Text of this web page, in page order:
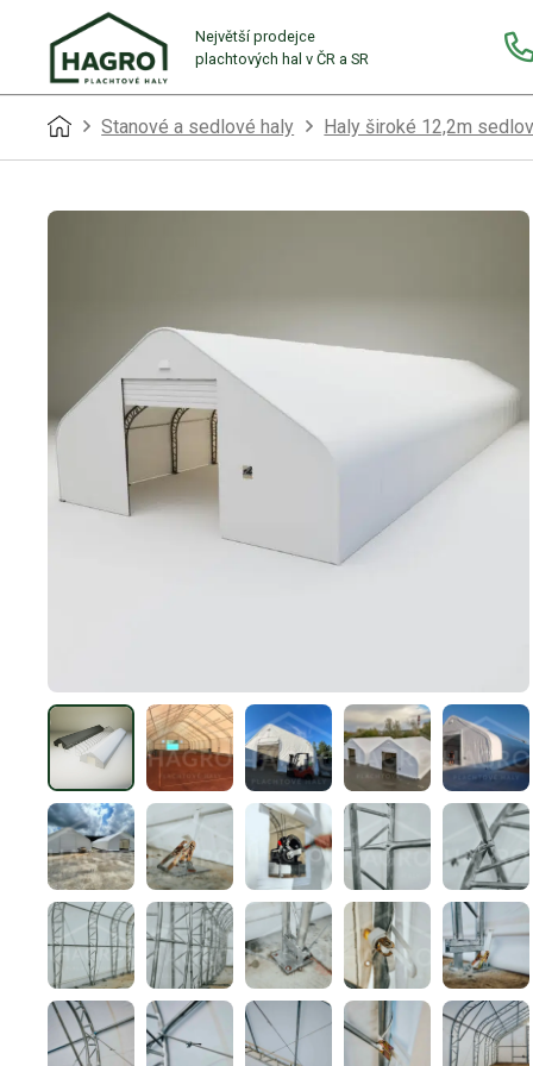
Největší prodejce
plachtových hal v ČR a SR
Stanové a sedlové haly Haly široké 12,2m